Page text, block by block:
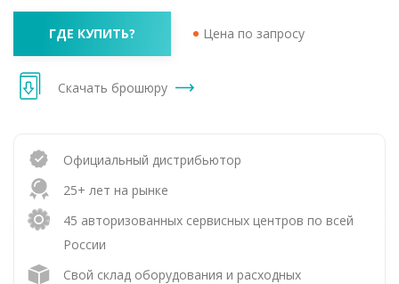
ГДЕ КУПИТЬ? Цена по запросу
Скачать брошюру
Официальный дистрибьютор
25+ лет на рынке
45 авторизованных сервисных центров по всей
России
Свой склад оборудования и расходных